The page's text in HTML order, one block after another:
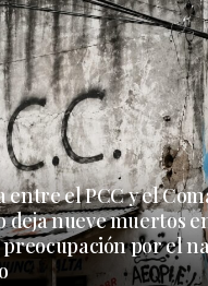
entre el PCC y el
deja nueve muertos
preocupación por el